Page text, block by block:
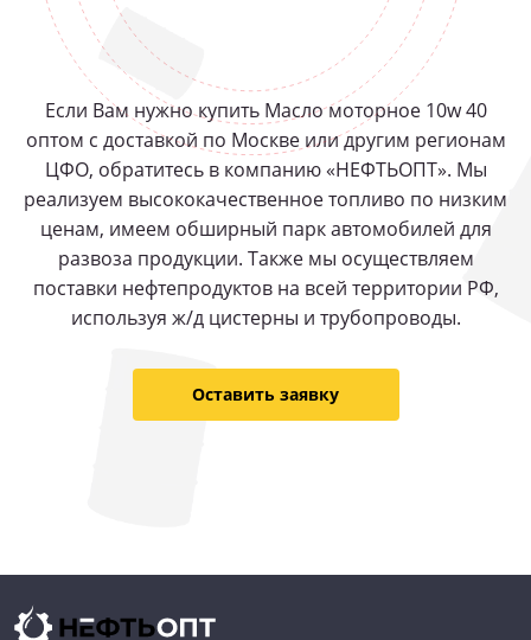
Если Вам нужно купить Масло моторное 10w 40
оптом с доставкой по Москве или другим регионам
ЦФО, обратитесь в компанию «НЕФТЬОПТ». Мы
реализуем высококачественное топливо по низким
ценам, имеем обширный парк автомобилей для
развоза продукции. Также мы осуществляем
поставки нефтепродуктов на всей территории РФ,
используя ж/д цистерны и трубопроводы.
Оставить заявку